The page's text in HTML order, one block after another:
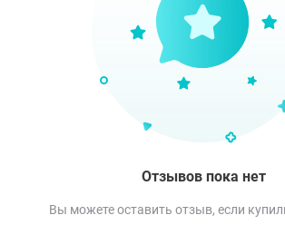
Отзывов пока нет
Вы можете оставить отзыв, если